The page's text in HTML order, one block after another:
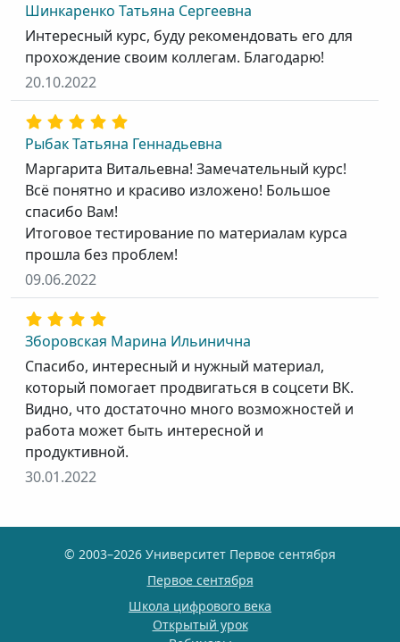
Шинкаренко Татьяна Сергеевна
Интересный курс, буду рекомендовать его для
прохождение своим коллегам. Благодарю!
20.10.2022
Рыбак Татьяна Геннадьевна
Маргарита Витальевна! Замечательный курс!
Всё понятно и красиво изложено! Большое
спасибо Вам!
Итоговое тестирование по материалам курса
прошла без проблем!
09.06.2022
Зборовская Марина Ильинична
Спасибо, интересный и нужный материал,
который помогает продвигаться в соцсети ВК.
Видно, что достаточно много возможностей и
работа может быть интересной и
продуктивной.
30.01.2022
© 2003–2026 Университет Первое сентября
Первое сентября
Школа цифрового века
Открытый урок